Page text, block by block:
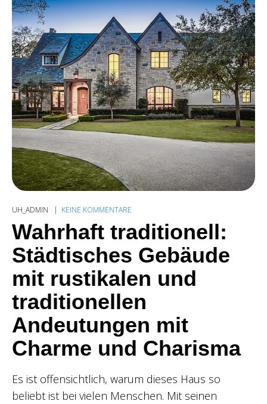
UH_ADMIN KEINE KOMMENTARE
Wahrhaft traditionell:
Städtisches Gebäude
mit rustikalen und
traditionellen
Andeutungen mit
Charme und Charisma
Es ist offensichtlich, warum dieses Haus so
beliebt ist bei vielen Menschen. Mit seinen